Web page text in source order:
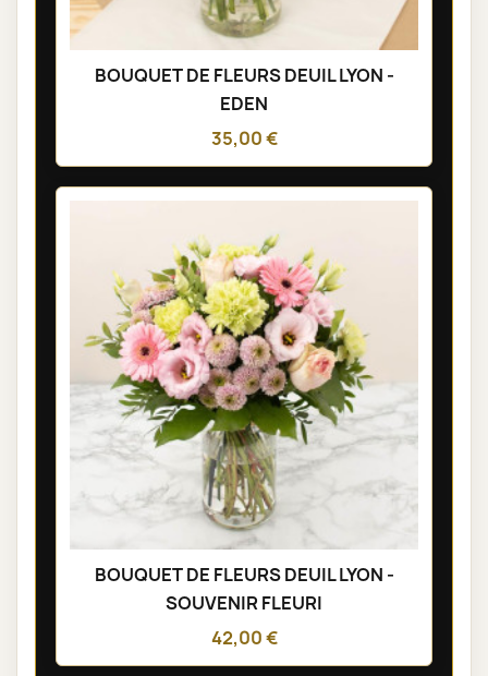
BOUQUET DE FLEURS DEUIL LYON -
EDEN
35,00 €
BOUQUET DE FLEURS DEUIL LYON -
SOUVENIR FLEURI
42,00 €